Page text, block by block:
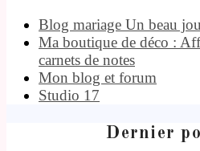
Blog mariage Un beau
Ma boutique de déco :
carnets de notes
Mon blog et forum
Studio 17
Dernier